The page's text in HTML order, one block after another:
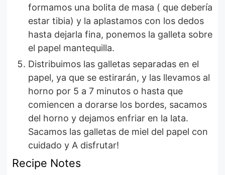
formamos una bolita de masa ( que debería
estar tibia) y la aplastamos con los dedos
hasta dejarla fina, ponemos la galleta sobre
el papel mantequilla.
Distribuimos las galletas separadas en el
papel, ya que se estirarán, y las llevamos al
horno por 5 a 7 minutos o hasta que
comiencen a dorarse los bordes, sacamos
del horno y dejamos enfriar en la lata.
Sacamos las galletas de miel del papel con
cuidado y A disfrutar!
Recipe Notes